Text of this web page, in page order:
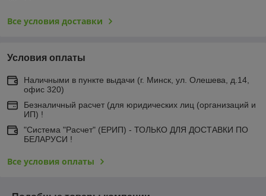
Все условия доставки
Условия оплаты
Наличными в пункте выдачи (г. Минск, ул. Олешева, д.14,
офис 320)
Безналичный расчет (для юридических лиц (организаций и
ИП) !
"Система "Расчет" (ЕРИП) - ТОЛЬКО ДЛЯ ДОСТАВКИ ПО
БЕЛАРУСИ !
Все условия оплаты